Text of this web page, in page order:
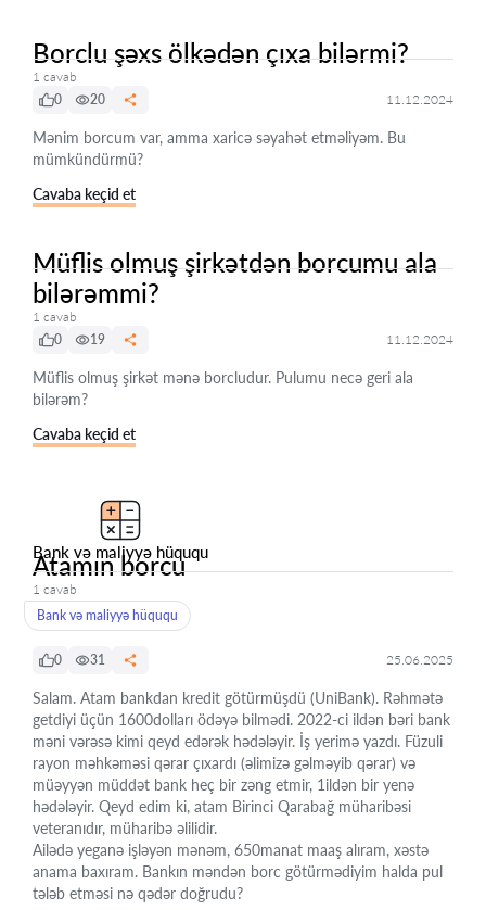
Borclu şəxs ölkədən çıxa bilərmi?
1 cavab
0
20 11.12.2024
Mənim borcum var, amma xaricə səyahət etməliyəm. Bu
mümkündürmü?
Cavaba keçid et
Müflis olmuş şirkətdən borcumu ala
bilərəmmi?
1 cavab
0
19 11.12.2024
Müflis olmuş şirkət mənə borcludur. Pulumu necə geri ala
bilərəm?
Cavaba keçid et
Bank və maliyyə hüququ
Atamın borcu
1 cavab
Bank və maliyyə hüququ
0 31 25.06.2025
Salam. Atam bankdan kredit götürmüşdü (UniBank). Rəhmətə
getdiyi üçün 1600dolları ödəyə bilmədi. 2022-ci ildən bəri bank
məni vərəsə kimi qeyd edərək hədələyir. İş yerimə yazdı. Füzuli
rayon məhkəməsi qərar çıxardı (əlimizə gəlməyib qərar) və
müəyyən müddət bank heç bir zəng etmir, 1ildən bir yenə
hədələyir. Qeyd edim ki, atam Birinci Qarabağ müharibəsi
veteranıdır, müharibə əlilidir.
Ailədə yeganə işləyən mənəm, 650manat maaş alıram, xəstə
anama baxıram. Bankın məndən borc götürmədiyim halda pul
tələb etməsi nə qədər doğrudu?